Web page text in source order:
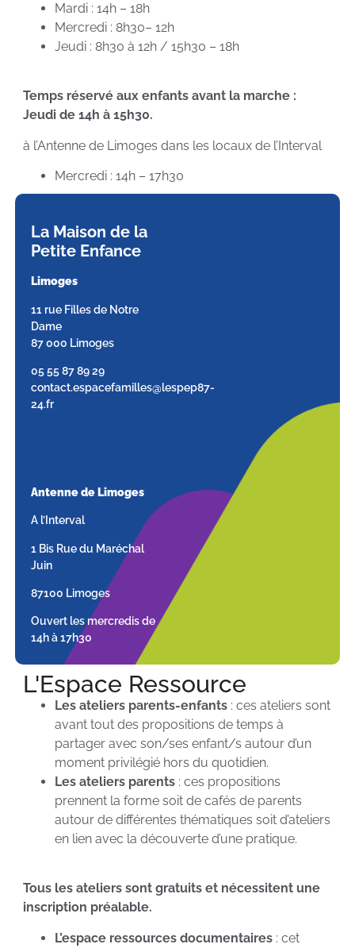
Mardi : 14h – 18h
Mercredi : 8h30– 12h
Jeudi : 8h30 à 12h / 15h30 – 18h
Temps réservé aux enfants avant la marche :
Jeudi de 14h à 15h30.
à l’Antenne de Limoges dans les locaux de l’Interval
Mercredi : 14h – 17h30
La Maison de la
Petite Enfance
Limoges
11 rue Filles de Notre
Dame
87 000 Limoges
05 55 87 89 29
contact.espacefamilles@lespep87-
24.fr
Antenne de Limoges
A l’Interval
1 Bis Rue du Maréchal
Juin
87100 Limoges
Ouvert les mercredis de
14h à 17h30
L'Espace Ressource
Les ateliers parents-enfants: ces ateliers sont
avant tout des propositions de temps à
partager avec son/ses enfant/s autour d’un
moment privilégié hors du quotidien.
Les ateliers parents: ces propositions
prennent la forme soit de cafés de parents
autour de différentes thématiques soit d’ateliers
en lien avec la découverte d’une pratique.
Tous les ateliers sont gratuits et nécessitent une
inscription préalable.
L’espace ressources documentaires: cet